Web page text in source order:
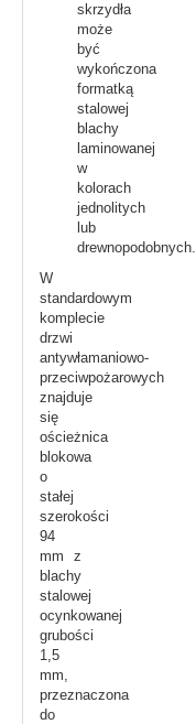
skrzydła
może
być
wykończona
formatką
stalowej
blachy
laminowanej
w
kolorach
jednolitych
lub
drewnopodobnych.
W
standardowym
komplecie
drzwi
antywłamaniowo-
przeciwpożarowych
znajduje
się
ościeżnica
blokowa
o
stałej
szerokości
94
mm z
blachy
stalowej
ocynkowanej
grubości
1,5
mm,
przeznaczona
do